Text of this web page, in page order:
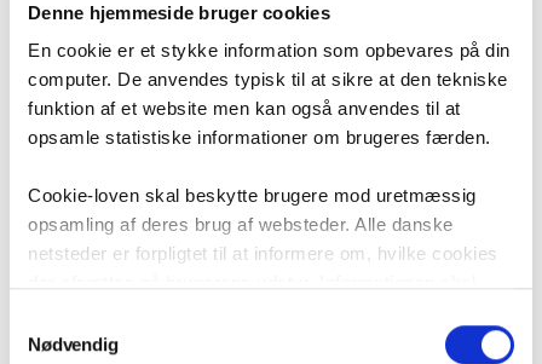
Denne hjemmeside bruger cookies
En cookie er et stykke information som opbevares på din
computer. De anvendes typisk til at sikre at den tekniske
funktion af et website men kan også anvendes til at
opsamle statistiske informationer om brugeres færden.
Cookie-loven skal beskytte brugere mod uretmæssig
opsamling af deres brug af websteder. Alle danske
netsteder er forpligtet til at informere om, hvilke cookies
til information og samtykke ved lagring af og adgang til
Nødvendig
Alle artikler
Rikke Daugaard Jepsen